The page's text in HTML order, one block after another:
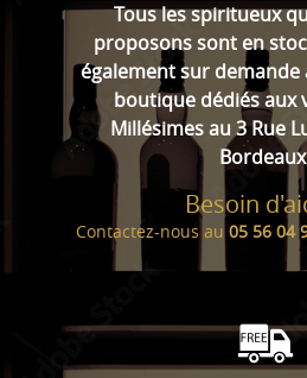
Tous les spiritueux
proposons sont en
également sur demande
boutique dédiés aux
Millésimes au 3 Rue
Besoin
Contactez-nous au 05 56 04